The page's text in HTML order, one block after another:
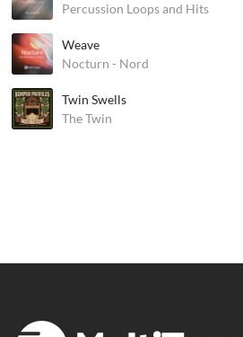
Percussion Loops and Hits
Weave
Nocturn - Nord
Twin Swells
The Twin